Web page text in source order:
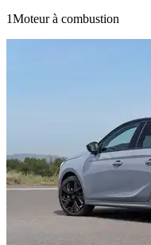
1Moteur à combustion